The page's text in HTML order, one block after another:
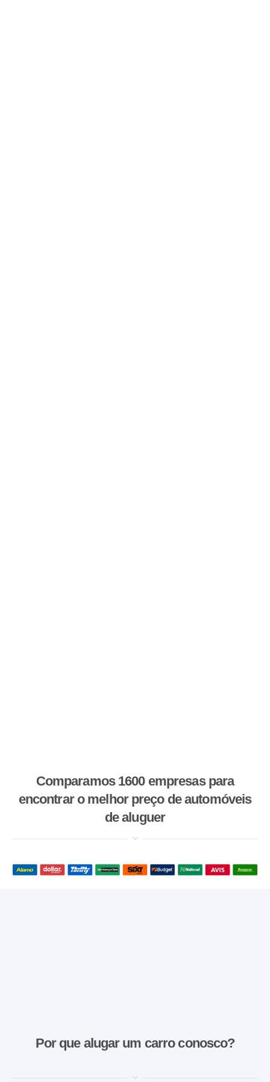
Comparamos 1600 empresas para
encontrar o melhor preço de automóveis
de aluguer
Por que alugar um carro conosco?